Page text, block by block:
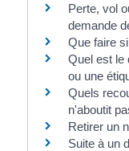
Perte, vol
demande
Que faire
Quel est le
ou une
Quels
n'aboutit
Retirer un
Suite à un